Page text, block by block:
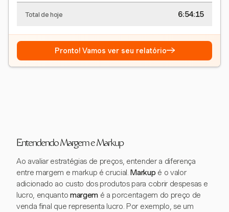
Total de hoje 6:54:15
Pronto! Vamos ver seu relatório→
Entendendo Margem e Markup
Ao avaliar estratégias de preços, entender a diferença
entre margem e markup é crucial.Markup é o valor
adicionado ao custo dos produtos para cobrir despesas e
lucro, enquanto margemé a porcentagem do preço de
venda final que representa lucro. Por exemplo, se um